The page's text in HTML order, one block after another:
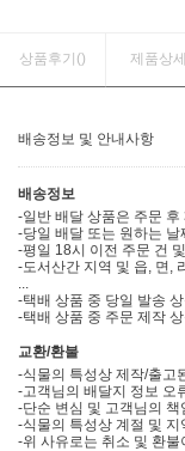
상품후기() 제품상세
배송정보 및 안내사항
배송정보
-일반 배달 상품은 주문 후
-당일 배달 또는 원하는 날
-평일 18시 이전 주문 건
-도서산간 지역 및 읍, 면,
-택배 상품 중 당일 발송
-택배 상품 중 주문 제작
교환/환불
-식물의 특성상 제작/출고
-고객님의 배달지 정보 오
-단순 변심 및 고객님의
-식물의 특성상 계절 및 지
-위 사유로는 취소 및 환불